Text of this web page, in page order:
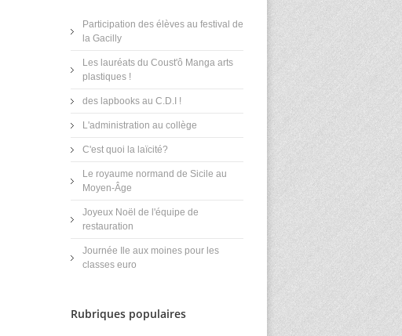
Participation des élèves au festival de
la Gacilly
Les lauréats du Coust'ô Manga arts
plastiques !
des lapbooks au C.D.I !
L'administration au collège
C'est quoi la laïcité?
Le royaume normand de Sicile au
Moyen-Âge
Joyeux Noël de l'équipe de
restauration
Journée Ile aux moines pour les
classes euro
Rubriques populaires